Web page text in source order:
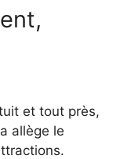
et tout près,
allège le